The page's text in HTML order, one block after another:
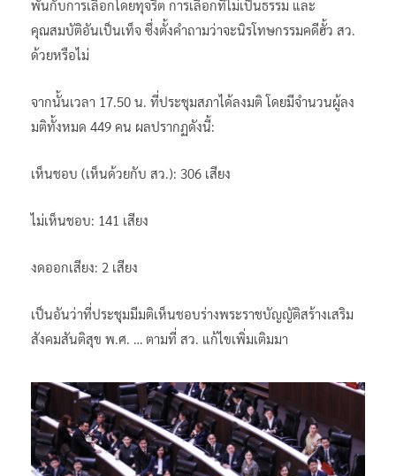
พันกับการเลือกโดยทุจริต การเลือกที่ไม่เป็นธรรม และ
คุณสมบัติอันเป็นเท็จ ซึ่งตั้งคำถามว่าจะนิรโทษกรรมคดีฮั้ว สว.
ด้วยหรือไม่
จากนั้นเวลา 17.50 น. ที่ประชุมสภาได้ลงมติ โดยมีจำนวนผู้ลง
มติทั้งหมด 449 คน ผลปรากฏดังนี้:
เห็นชอบ (เห็นด้วยกับ สว.): 306 เสียง
ไม่เห็นชอบ: 141 เสียง
งดออกเสียง: 2 เสียง
เป็นอันว่าที่ประชุมมีมติเห็นชอบร่างพระราชบัญญัติสร้างเสริม
สังคมสันติสุข พ.ศ. … ตามที่ สว. แก้ไขเพิ่มเติมมา